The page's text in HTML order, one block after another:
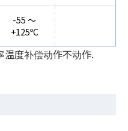
-55 〜
+125ºC
温度补偿动作不动作.